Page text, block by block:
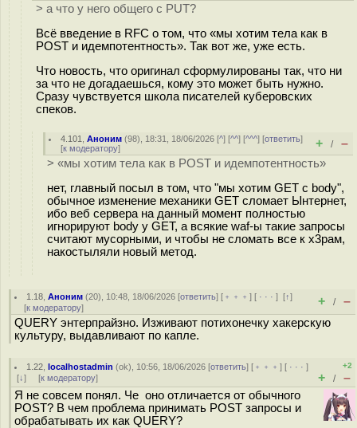
> а что у него общего с PUT?
Всё введение в RFC о том, что «мы хотим тела как в
POST и идемпотентность». Так вот же, уже есть.
Что новость, что оригинал сформулированы так, что ни
за что не догадаешься, кому это может быть нужно.
Сразу чувствуется школа писателей куберовских
спеков.
4.101 ,Аноним (98), 18:31, 18/06/2026 [^] [^^] [^^^] [ответить]
[к модератору] + / –
> «мы хотим тела как в POST и идемпотентность»
нет, главный посыл в том, что "мы хотим GET с body",
обычное изменение механики GET сломает Ынтернет,
ибо веб сервера на данный момент полностью
игнорируют body у GET, а всякие waf-ы такие запросы
считают мусорными, и чтобы не сломать все к х3рам,
накостыляли новый метод.
1.18 ,Аноним (20), 10:48, 18/06/2026 [ответить] [ ﹢﹢﹢] [ · · ·][↑]
[к модератору] + / –
QUERY энтерпрайзно. Изживают потихонечку хакерскую
культуру, выдавливают по капле.
1.22 ,localhostadmin (ok), 10:56, 18/06/2026 [ответить] [ ﹢﹢﹢] [ · · ·]
[↓] [к модератору]
+2
+ / –
Я не совсем понял. Че оно отличается от обычного
POST? В чем проблема принимать POST запросы и
обрабатывать их как QUERY?